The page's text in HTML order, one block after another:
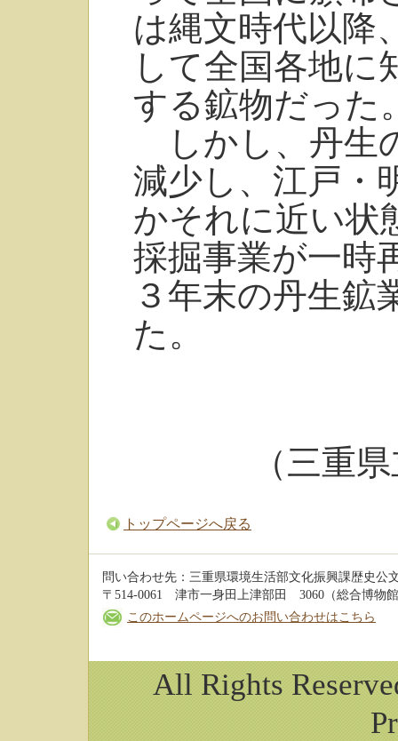
は縄文時代以降
して全国各地に
する鉱物だった
しかし、丹生
減少し、江戸・
かそれに近い状
採掘事業が一時
３年末の丹生鉱
（三重
トップページへ戻る
問い合わせ先：三重県環境生活部文化振興課歴史公
〒514-0061 津市一身田上津部田 3060（総合博物
このホームページへのお問い合わせはこちら
All Rights